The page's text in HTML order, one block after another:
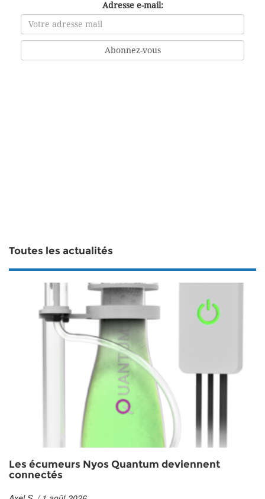
Adresse e-mail:
Toutes les actualités
Les écumeurs Nyos Quantum deviennent
connectés